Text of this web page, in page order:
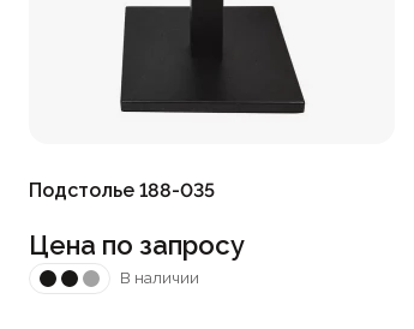
Подстолье 188-035
Цена по запросу
В наличии